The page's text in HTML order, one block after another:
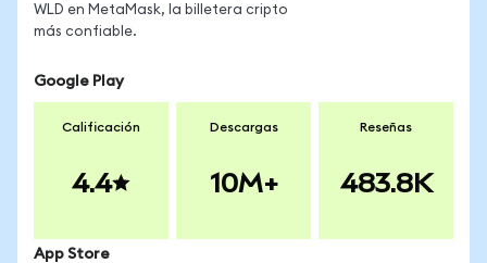
WLD en MetaMask, la billetera cripto
más confiable.
Google Play
Calificación
4.4
Descargas
10M+
Reseñas
483.8K
App Store